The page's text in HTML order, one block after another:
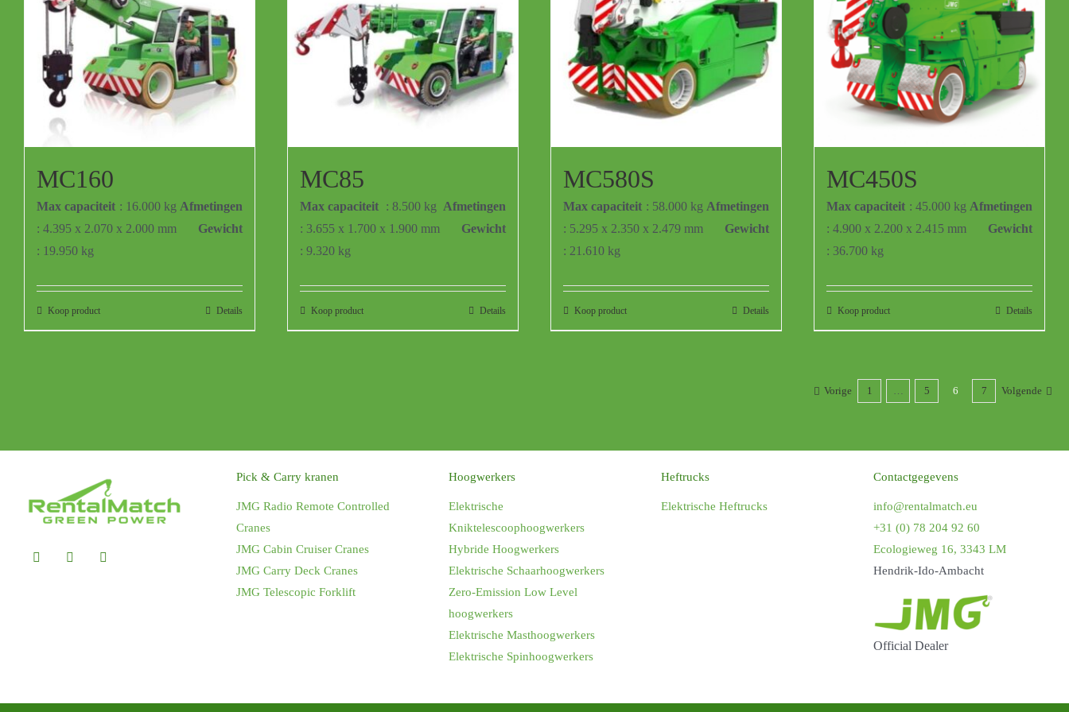
MC160
Max capaciteit : 16.000 kg Afmetingen
: 4.395 x 2.070 x 2.000 mm
Gewicht
: 19.950 kg
Koop product Details
MC85
Max capaciteit : 8.500 kg Afmetingen
: 3.655 x 1.700 x 1.900 mm
Gewicht
: 9.320 kg
Koop product Details
MC580S
Max capaciteit : 58.000 kg Afmetingen
: 5.295 x 2.350 x 2.479 mm
Gewicht
: 21.610 kg
Koop product Details
MC450S
Max capaciteit : 45.000 kg Afmetingen
: 4.900 x 2.200 x 2.415 mm
Gewicht
: 36.700 kg
Koop product Details
Vorige 1 5 6 7 Volgende
Pick & Carry kranen
JMG Radio Remote Controlled
Cranes
JMG Cabin Cruiser Cranes
JMG Carry Deck Cranes
JMG Telescopic Forklift
Hoogwerkers
Elektrische
Kniktelescoophoogwerkers
Hybride Hoogwerkers
Elektrische Schaarhoogwerkers
Zero-Emission Low Level
hoogwerkers
Elektrische Masthoogwerkers
Elektrische Spinhoogwerkers
Heftrucks
Elektrische Heftrucks
Contactgegevens
info@rentalmatch.eu
+31 (0) 78 204 92 60
Ecologieweg 16, 3343 LM
Hendrik-Ido-Ambacht
Official Dealer